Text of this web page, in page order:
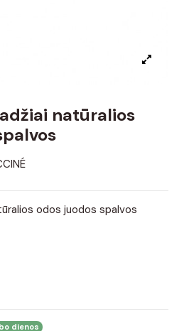
natūralios
odos juodos spalvos
dienos